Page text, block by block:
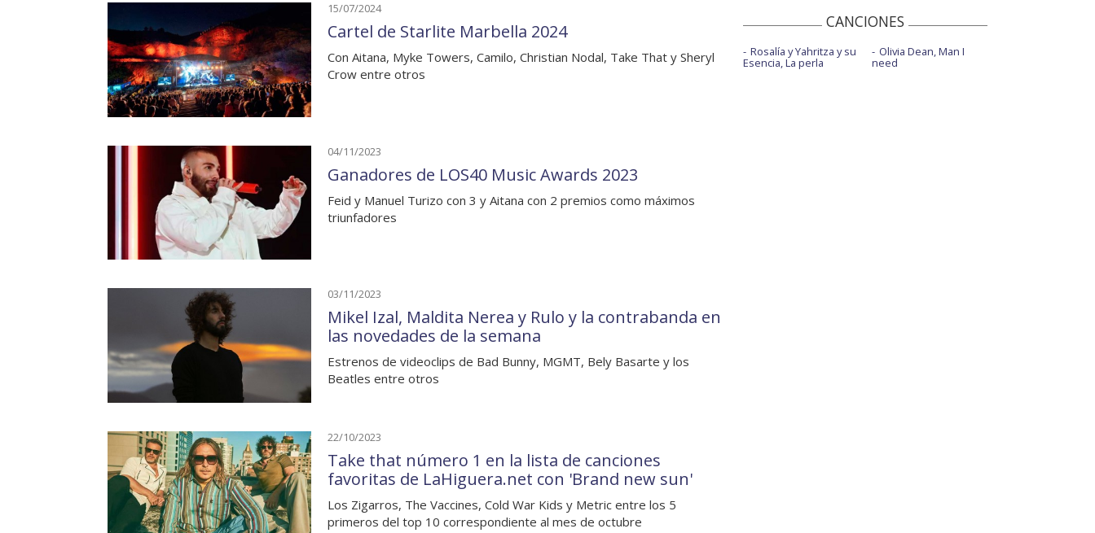
15/07/2024
Cartel de Starlite Marbella 2024
Con Aitana, Myke Towers, Camilo, Christian Nodal, Take That y Sheryl
Crow entre otros
04/11/2023
Ganadores de LOS40 Music Awards 2023
Feid y Manuel Turizo con 3 y Aitana con 2 premios como máximos
triunfadores
03/11/2023
Mikel Izal, Maldita Nerea y Rulo y la contrabanda en
las novedades de la semana
Estrenos de videoclips de Bad Bunny, MGMT, Bely Basarte y los
Beatles entre otros
22/10/2023
Take that número 1 en la lista de canciones
favoritas de LaHiguera.net con 'Brand new sun'
Los Zigarros, The Vaccines, Cold War Kids y Metric entre los 5
primeros del top 10 correspondiente al mes de octubre
CANCIONES
Rosalía y Yahritza y su
Esencia, La perla
Olivia Dean, Man I
need